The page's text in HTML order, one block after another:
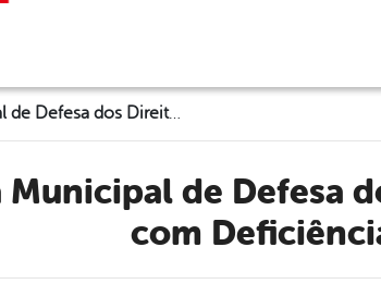
II Conferência Municipal de Defesa dos Direitos das Pessoas com Deficiência
com